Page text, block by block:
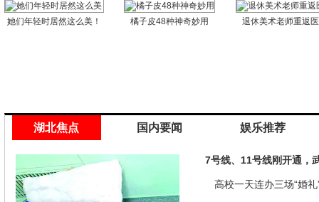
她们年轻时居然这么美！ 橘子皮48种神奇妙用 退休美术老师重返
湖北焦点 国内要闻 娱乐推荐
7号线、11号线刚开通，
高校一天连办三场“婚